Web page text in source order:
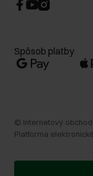
Spôsob platby
© Internetový obchod
Platforma